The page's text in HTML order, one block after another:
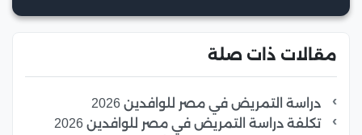
مقالات ذات صلة
دراسة التمريض في مصر للوافدين 2026
تكلفة دراسة التمريض في مصر للوافدين 2026